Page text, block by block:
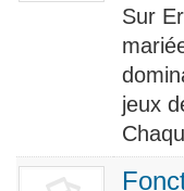
Sur
jeux